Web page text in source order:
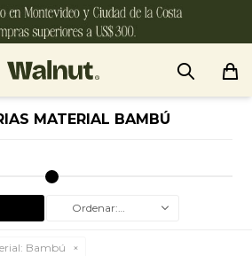
MATERIAL BAMBÚ
Recomendados
Bambú